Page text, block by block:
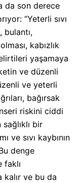
da son derece
“Yeterli sıvı
bulantı,
kabızlık
yaşamaya
ve düzenli
ve yeterli
bağırsak
riskini ciddi
bir
ve sıvı kaybının
denge
faklı
ve bu da